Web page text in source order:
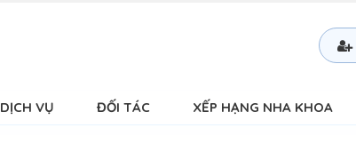
DỊCH VỤ ĐỐI TÁC XẾP HẠNG NHA KHOA